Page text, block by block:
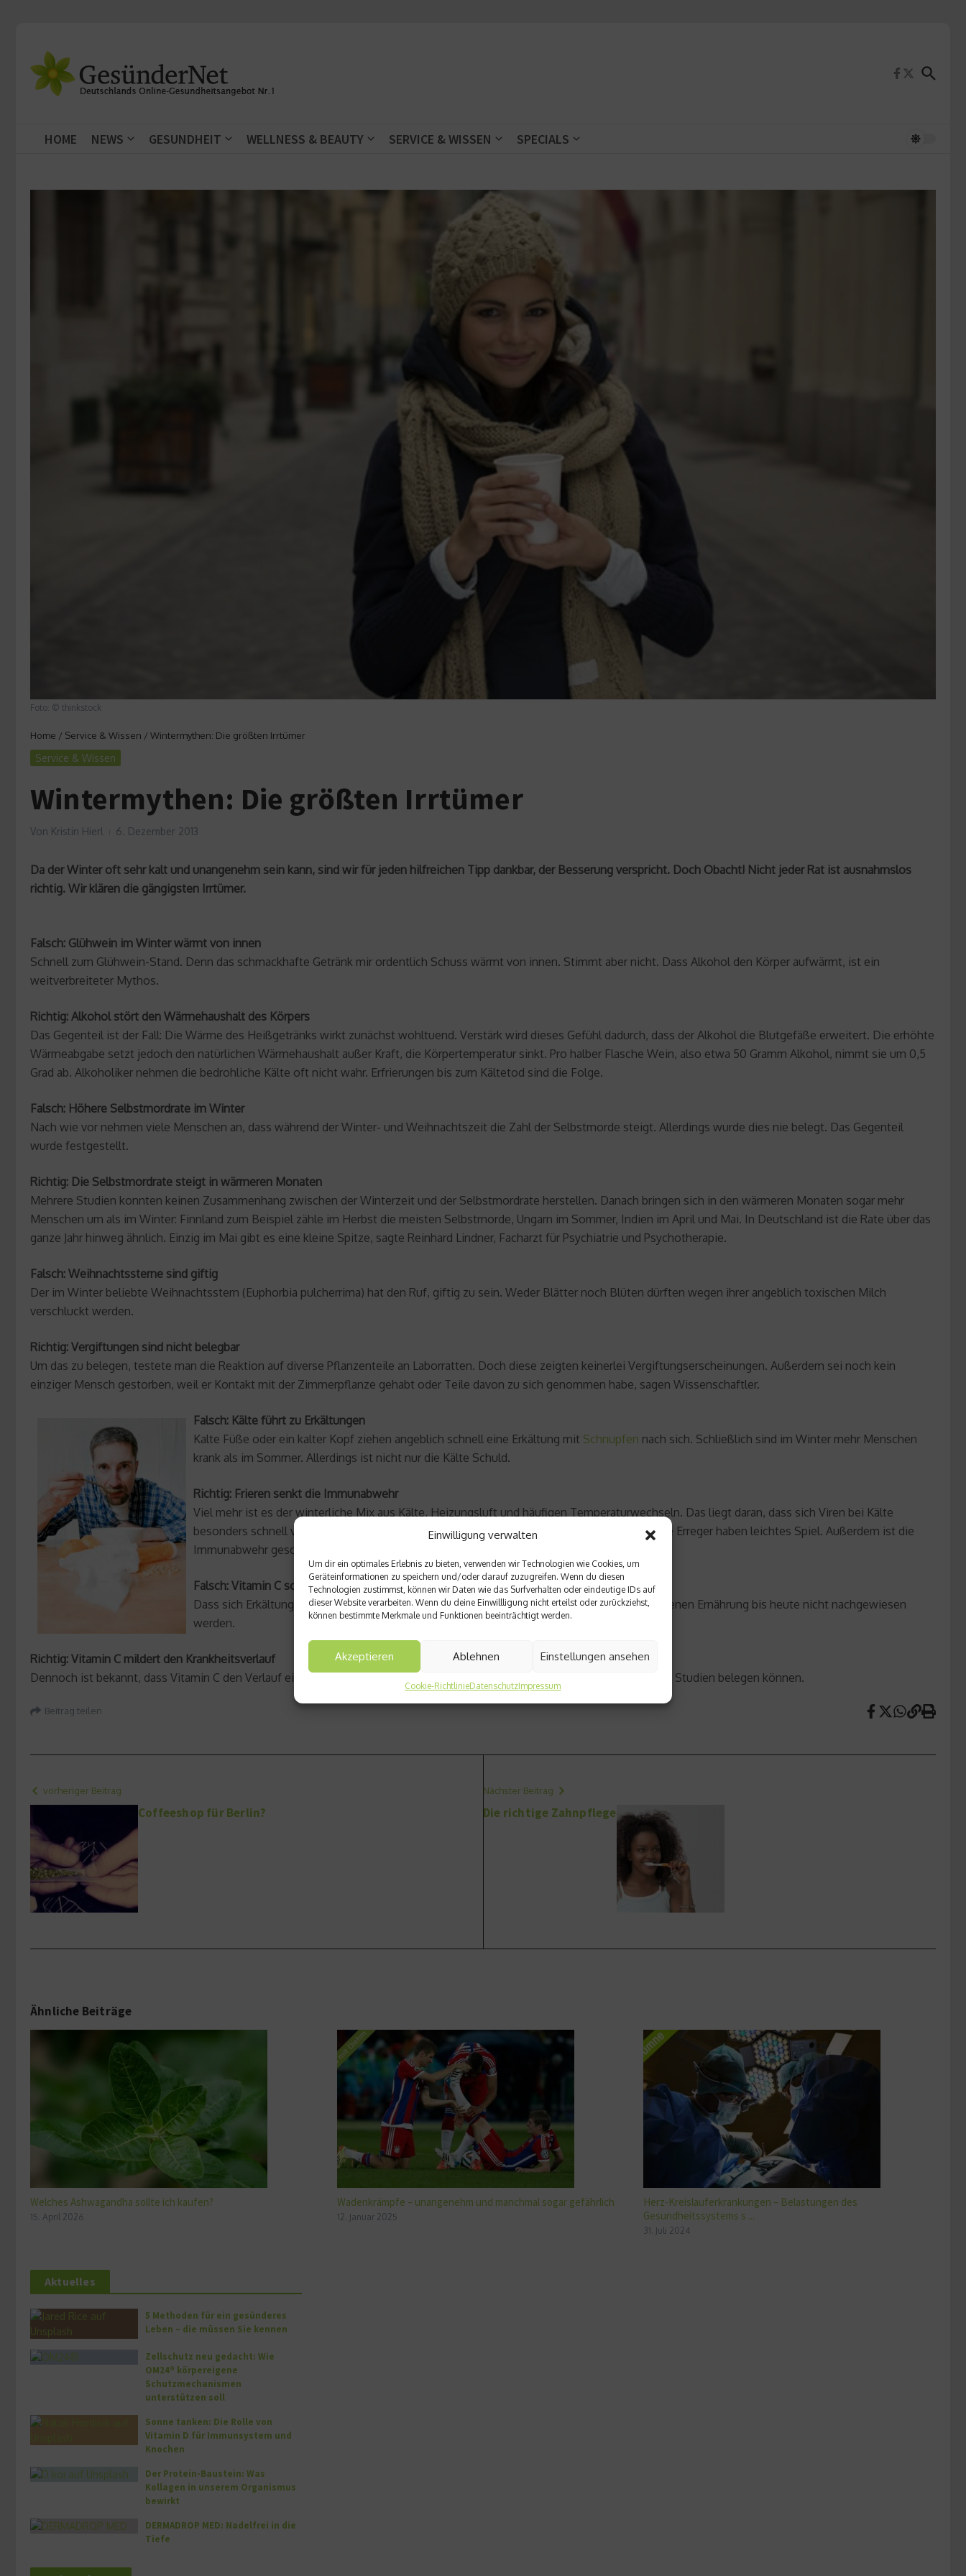
Einwilligung verwalten
Um dir ein optimales Erlebnis zu bieten, verwenden wir Technologien wie Cookies, um
Geräteinformationen zu speichern und/oder darauf zuzugreifen. Wenn du diesen
Technologien zustimmst, können wir Daten wie das Surfverhalten oder eindeutige IDs auf
dieser Website verarbeiten. Wenn du deine Einwillligung nicht erteilst oder zurückziehst,
können bestimmte Merkmale und Funktionen beeinträchtigt werden.
Akzeptieren Ablehnen Einstellungen ansehen
Cookie-RichtlinieDatenschutzImpressum
HOME NEWS GESUNDHEIT WELLNESS & BEAUTY SERVICE & WISSEN SPECIALS
Foto: © thinkstock
Home / Service & Wissen / Wintermythen: Die größten Irrtümer
Service & Wissen
Wintermythen: Die größten Irrtümer
Von Kristin Hierl 6. Dezember 2013
Da der Winter oft sehr kalt und unangenehm sein kann, sind wir für jeden hilfreichen Tipp dankbar, der Besserung verspricht. Doch Obacht! Nicht jeder Rat ist ausnahmslos
richtig. Wir klären die gängigsten Irrtümer.
Falsch: Glühwein im Winter wärmt von innen
Schnell zum Glühwein-Stand. Denn das schmackhafte Getränk mir ordentlich Schuss wärmt von innen. Stimmt aber nicht. Dass Alkohol den Körper aufwärmt, ist ein
weitverbreiteter Mythos.
Richtig: Alkohol stört den Wärmehaushalt des Körpers
Das Gegenteil ist der Fall: Die Wärme des Heißgetränks wirkt zunächst wohltuend. Verstärk wird dieses Gefühl dadurch, dass der Alkohol die Blutgefäße erweitert. Die erhöhte
Wärmeabgabe setzt jedoch den natürlichen Wärmehaushalt außer Kraft, die Körpertemperatur sinkt. Pro halber Flasche Wein, also etwa 50 Gramm Alkohol, nimmt sie um 0,5
Grad ab. Alkoholiker nehmen die bedrohliche Kälte oft nicht wahr. Erfrierungen bis zum Kältetod sind die Folge.
Falsch: Höhere Selbstmordrate im Winter
Nach wie vor nehmen viele Menschen an, dass während der Winter- und Weihnachtszeit die Zahl der Selbstmorde steigt. Allerdings wurde dies nie belegt. Das Gegenteil
wurde festgestellt.
Richtig: Die Selbstmordrate steigt in wärmeren Monaten
Mehrere Studien konnten keinen Zusammenhang zwischen der Winterzeit und der Selbstmordrate herstellen. Danach bringen sich in den wärmeren Monaten sogar mehr
Menschen um als im Winter: Finnland zum Beispiel zähle im Herbst die meisten Selbstmorde, Ungarn im Sommer, Indien im April und Mai. In Deutschland ist die Rate über das
ganze Jahr hinweg ähnlich. Einzig im Mai gibt es eine kleine Spitze, sagte Reinhard Lindner, Facharzt für Psychiatrie und Psychotherapie.
Falsch: Weihnachtssterne sind giftig
Der im Winter beliebte Weihnachtsstern (Euphorbia pulcherrima) hat den Ruf, giftig zu sein. Weder Blätter noch Blüten dürften wegen ihrer angeblich toxischen Milch
verschluckt werden.
Richtig: Vergiftungen sind nicht belegbar
Um das zu belegen, testete man die Reaktion auf diverse Pflanzenteile an Laborratten. Doch diese zeigten keinerlei Vergiftungserscheinungen. Außerdem sei noch kein
einziger Mensch gestorben, weil er Kontakt mit der Zimmerpflanze gehabt oder Teile davon zu sich genommen habe, sagen Wissenschaftler.
Falsch: Kälte führt zu Erkältungen
Kalte Füße oder ein kalter Kopf ziehen angeblich schnell eine Erkältung mit Schnupfen nach sich. Schließlich sind im Winter mehr Menschen
krank als im Sommer. Allerdings ist nicht nur die Kälte Schuld.
Richtig: Frieren senkt die Immunabwehr
Viel mehr ist es der winterliche Mix aus Kälte, Heizungsluft und häufigen Temperaturwechseln. Das liegt daran, dass sich Viren bei Kälte
besonders schnell verbreiten. Beheizte Räume trocknen außerdem die Schleimhäute aus, die Erreger haben leichtes Spiel. Außerdem ist die
Immunabwehr geschwächt, wenn die Temperaturen sinken.
Falsch: Vitamin C schützt vor Erkältungen
Dass sich Erkältungen, durch Vitamin C verhindern lassen, konnte selbst bei einer ausgewogenen Ernährung bis heute nicht nachgewiesen
werden.
Richtig: Vitamin C mildert den Krankheitsverlauf
Dennoch ist bekannt, dass Vitamin C den Verlauf einer Erkrankung abmildern und verkürzen kann. Das haben bereits mehrere Studien belegen können.
Beitrag teilen
vorheriger Beitrag
Coffeeshop für Berlin?
Nächster Beitrag
Die richtige Zahnpflege
Ähnliche Beiträge
Welches Ashwagandha sollte ich kaufen?
15. April 2026
Wadenkrämpfe – unangenehm und manchmal sogar gefährlich
12. Januar 2025
Herz-Kreislauferkrankungen – Belastungen des
Gesundheitssystems s ...
31. Juli 2024
Aktuelles
5 Methoden für ein gesünderes
Leben – die müssen Sie kennen
Zellschutz neu gedacht: Wie
OM24® körpereigene
Schutzmechanismen
unterstützen soll
Sonne tanken: Die Rolle von
Vitamin D für Immunsystem und
Knochen
Der Protein-Baustein: Was
Kollagen in unserem Organismus
bewirkt
DERMADROP MED: Nadelfrei in die
Tiefe